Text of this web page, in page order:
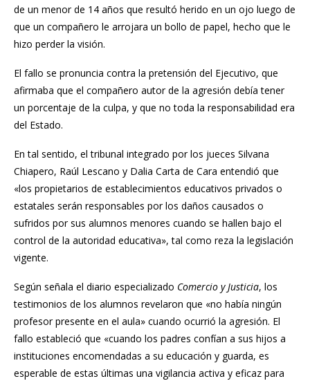
de un menor de 14 años que resultó herido en un ojo luego de
que un compañero le arrojara un bollo de papel, hecho que le
hizo perder la visión.
El fallo se pronuncia contra la pretensión del Ejecutivo, que
afirmaba que el compañero autor de la agresión debía tener
un porcentaje de la culpa, y que no toda la responsabilidad era
del Estado.
En tal sentido, el tribunal integrado por los jueces Silvana
Chiapero, Raúl Lescano y Dalia Carta de Cara entendió que
«los propietarios de establecimientos educativos privados o
estatales serán responsables por los daños causados o
sufridos por sus alumnos menores cuando se hallen bajo el
control de la autoridad educativa», tal como reza la legislación
vigente.
Según señala el diario especializado Comercio y Justicia, los
testimonios de los alumnos revelaron que «no había ningún
profesor presente en el aula» cuando ocurrió la agresión. El
fallo estableció que «cuando los padres confían a sus hijos a
instituciones encomendadas a su educación y guarda, es
esperable de estas últimas una vigilancia activa y eficaz para